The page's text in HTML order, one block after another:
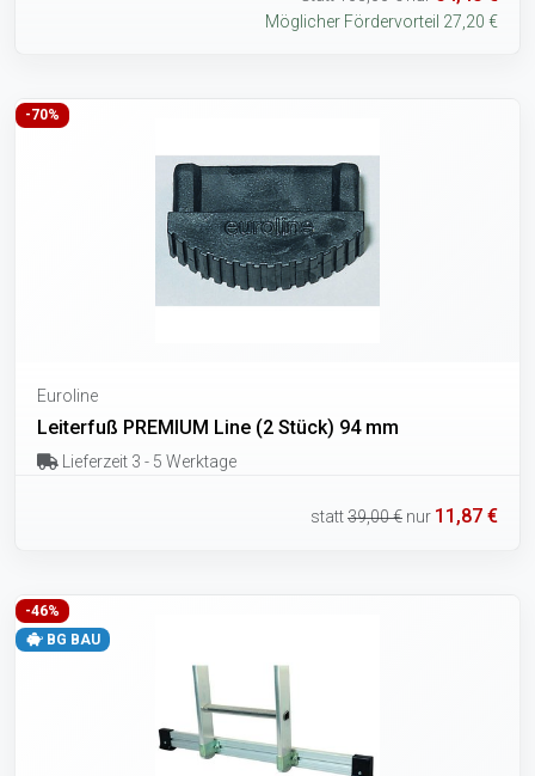
Möglicher Fördervorteil 27,20 €
-70%
Euroline
Leiterfuß PREMIUM Line (2 Stück) 94 mm
Lieferzeit 3 - 5 Werktage
statt39,00 € nur 11,87 €
-46%
BG BAU